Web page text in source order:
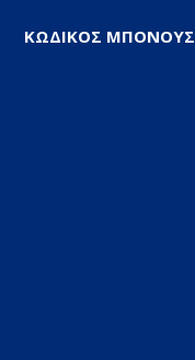
ΚΩΔΙΚΟΣ ΜΠΟΝΟΥΣ